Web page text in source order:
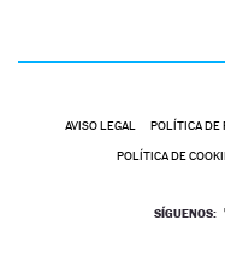
AVISO LEGAL POLÍTICA DE
POLÍTICA DE
SÍGUENOS: